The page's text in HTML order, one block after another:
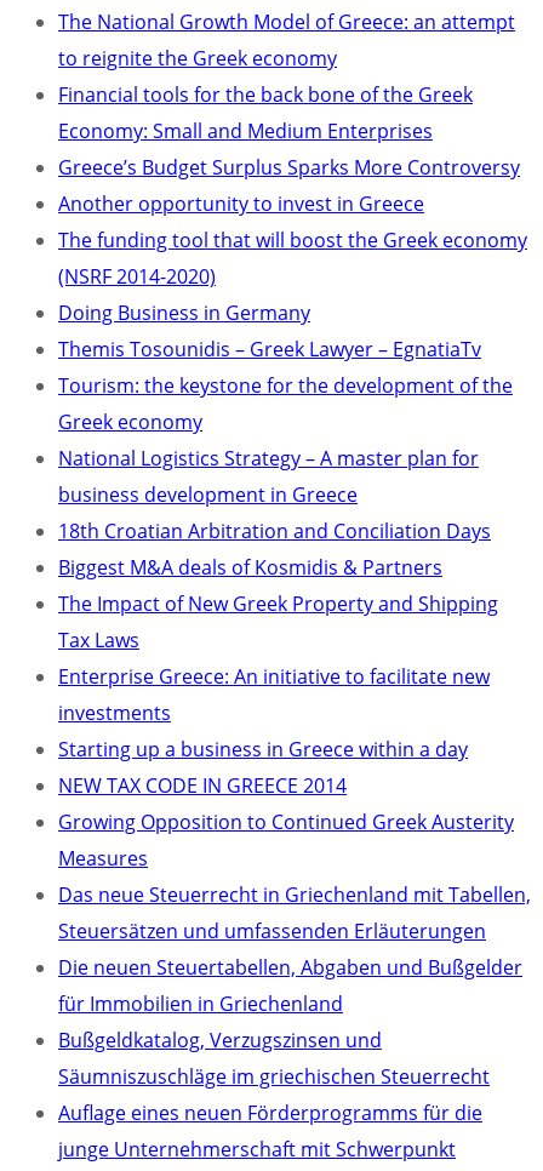
The National Growth Model of Greece: an attempt
to reignite the Greek economy
Financial tools for the back bone of the Greek
Economy: Small and Medium Enterprises
Greece’s Budget Surplus Sparks More Controversy
Another opportunity to invest in Greece
The funding tool that will boost the Greek economy
(NSRF 2014-2020)
Doing Business in Germany
Themis Tosounidis – Greek Lawyer – EgnatiaTv
Tourism: the keystone for the development of the
Greek economy
National Logistics Strategy – A master plan for
business development in Greece
18th Croatian Arbitration and Conciliation Days
Biggest M&A deals of Kosmidis & Partners
The Impact of New Greek Property and Shipping
Tax Laws
Enterprise Greece: An initiative to facilitate new
investments
Starting up a business in Greece within a day
NEW TAX CODE IN GREECE 2014
Growing Opposition to Continued Greek Austerity
Measures
Das neue Steuerrecht in Griechenland mit Tabellen,
Steuersätzen und umfassenden Erläuterungen
Die neuen Steuertabellen, Abgaben und Bußgelder
für Immobilien in Griechenland
Bußgeldkatalog, Verzugszinsen und
Säumniszuschläge im griechischen Steuerrecht
Auflage eines neuen Förderprogramms für die
junge Unternehmerschaft mit Schwerpunkt